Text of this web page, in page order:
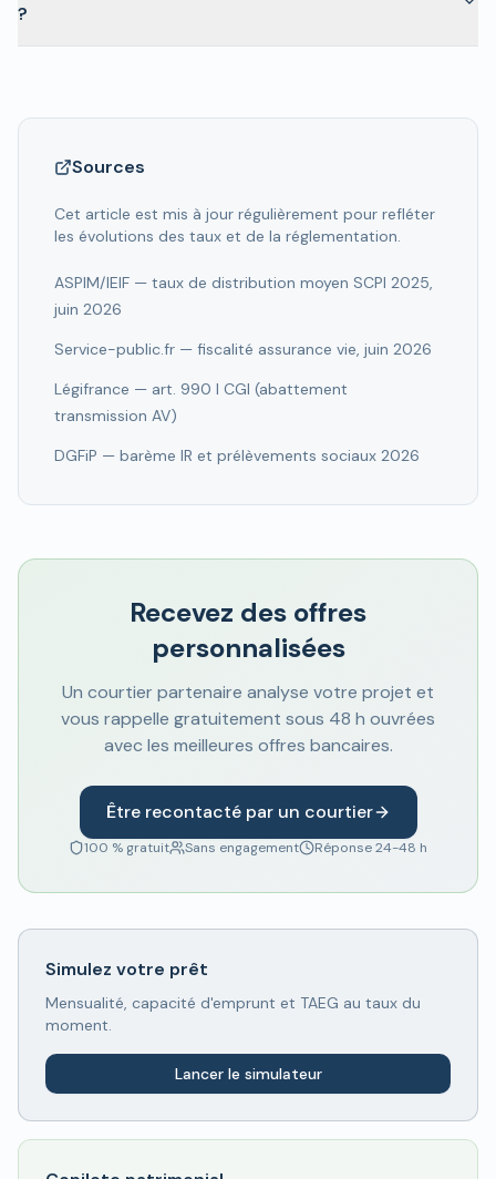
?
Sources
Cet article est mis à jour régulièrement pour refléter
les évolutions des taux et de la réglementation.
ASPIM/IEIF — taux de distribution moyen SCPI 2025,
juin 2026
Service-public.fr — fiscalité assurance vie, juin 2026
Légifrance — art. 990 I CGI (abattement
transmission AV)
DGFiP — barème IR et prélèvements sociaux 2026
Recevez des offres
personnalisées
Un courtier partenaire analyse votre projet et
vous rappelle gratuitement sous 48 h ouvrées
avec les meilleures offres bancaires.
Être recontacté par un courtier
100 % gratuit Sans engagement Réponse 24-48 h
Simulez votre prêt
Mensualité, capacité d'emprunt et TAEG au taux du
moment.
Lancer le simulateur